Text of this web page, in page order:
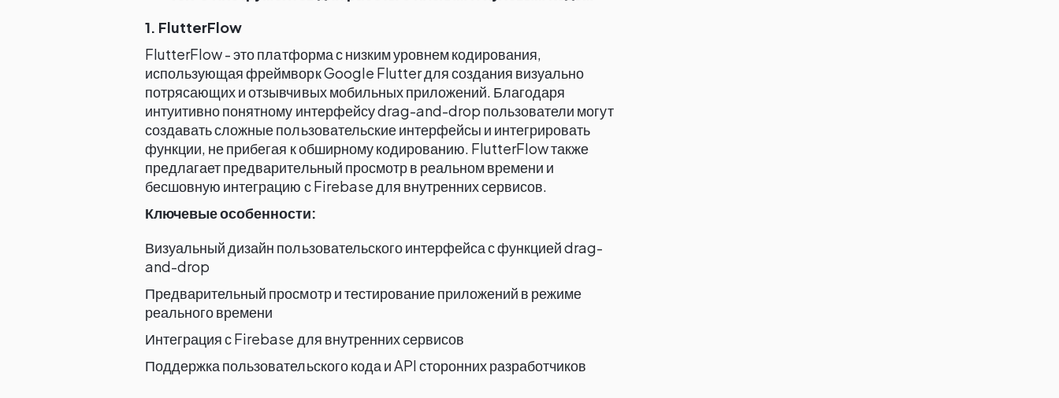
1. FlutterFlow
FlutterFlow - это платформа с низким уровнем кодирования,
использующая фреймворк Google Flutter для создания визуально
потрясающих и отзывчивых мобильных приложений. Благодаря
интуитивно понятному интерфейсу drag-and-drop пользователи могут
создавать сложные пользовательские интерфейсы и интегрировать
функции, не прибегая к обширному кодированию. FlutterFlow также
предлагает предварительный просмотр в реальном времени и
бесшовную интеграцию с Firebase для внутренних сервисов.
Ключевые особенности:
Визуальный дизайн пользовательского интерфейса с функцией drag-
and-drop
Предварительный просмотр и тестирование приложений в режиме
реального времени
Интеграция с Firebase для внутренних сервисов
Поддержка пользовательского кода и API сторонних разработчиков